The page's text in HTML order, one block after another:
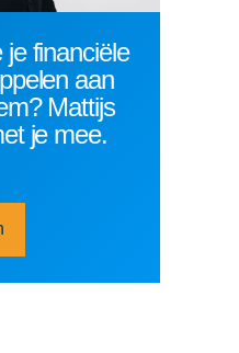
financiële
aan
Mattijs
je mee.